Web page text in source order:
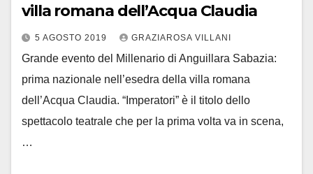
villa romana dell’Acqua Claudia
5 AGOSTO 2019 GRAZIAROSA VILLANI
Grande evento del Millenario di Anguillara Sabazia:
prima nazionale nell’esedra della villa romana
dell’Acqua Claudia. “Imperatori” è il titolo dello
spettacolo teatrale che per la prima volta va in scena,
…